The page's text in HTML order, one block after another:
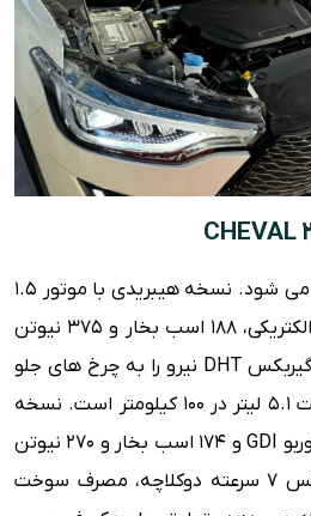
شوال 2 در دو نسخه عرضه می شود. نسخه هیبریدی با موتور 1.5
لیتری توربوشارژ و پیشرانه الکتریکی، 188 اسب بخار و 375 نیوتن
متر گشتاور تولید می کند. گیربکس DHT نیرو را به چرخ های جلو
منتقل کرده و مصرف سوخت 5.1 لیتر در 100 کیلومتر است. نسخه
بنزینی با موتور 1.5 لیتری توربو GDI و 174 اسب بخار و 270 نیوتن
متر گشتاور دارد و با گیربکس 7 سرعته دوکلاچه، مصرف سوخت